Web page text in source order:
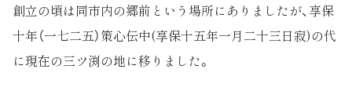
創立の頃は同市内の郷前という場所にありましたが、享保
十年（一七二五）策心伝中(享保十五年一月二十三日寂)の代
に現在の三ツ渕の地に移りました。